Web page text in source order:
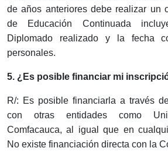
de años anteriores debe realizar un
de Educación Continuada
Diplomado realizado y la fecha
personales.
5. ¿Es posible financiar mi
R/: Es posible financiarla a través
con otras entidades como
Comfacauca, al igual que en
No existe financiación directa con la